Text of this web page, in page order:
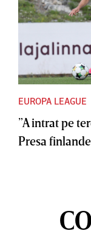
EUROPA LEAGUE
”A intrat pe
Presa